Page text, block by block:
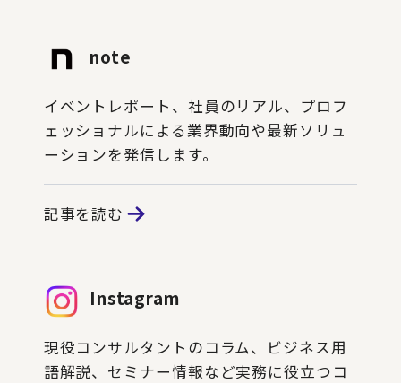
note
イベントレポート、社員のリアル、プロフ
ェッショナルによる業界動向や最新ソリュ
ーションを発信します。
記事を読む
Instagram
現役コンサルタントのコラム、ビジネス用
語解説、セミナー情報など実務に役立つコ